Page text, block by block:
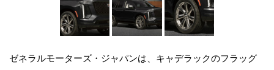
ゼネラルモーターズ・ジャパンは、キャデラックのフラッグ